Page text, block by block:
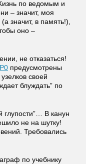
по ведомым и
– значит, моя
значит, в память!),
оно –
не отказаться!
предусмотрены
своей
блуждать” по
глупости”… В канун
не на шутку!
Требовались
по учебнику